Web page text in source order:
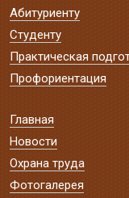
Абитуриенту
Студенту
Практическая
Профориентация
Главная
Новости
Охрана труда
Фотогалерея